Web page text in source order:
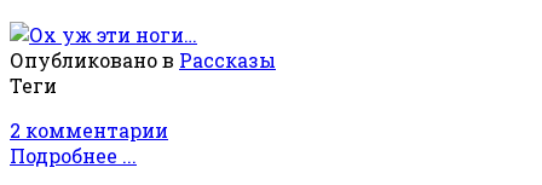
Опубликовано в Рассказы
Теги
2 комментарии
Подробнее ...